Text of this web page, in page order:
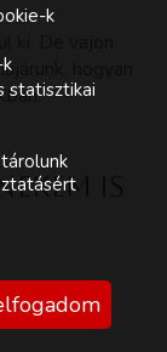
De vajon
hogyan
is
k
statisztikai